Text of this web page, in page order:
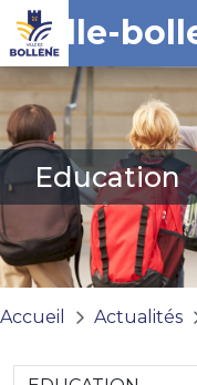
ville-
Education
Accueil Actualités